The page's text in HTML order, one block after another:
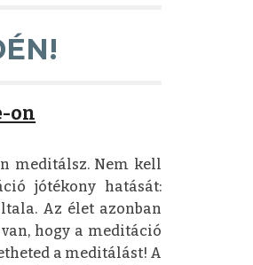
on
meditálsz. Nem kell
jótékony hatását:
Az élet azonban
hogy a meditáció
a meditálást! A